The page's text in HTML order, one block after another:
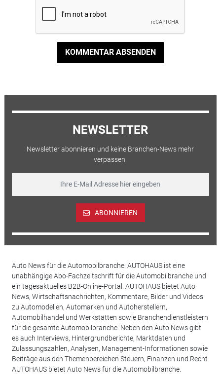
KOMMENTAR ABSENDEN
NEWSLETTER
Newsletter abonnieren und keine Branchen-News mehr
verpassen.
ABONNIEREN
Auto News für die Automobilbranche: AUTOHAUS ist eine
unabhängige Abo-Fachzeitschrift für die Automobilbranche und
ein tagesaktuelles B2B-Online-Portal. AUTOHAUS bietet Auto
News, Wirtschaftsnachrichten, Kommentare, Bilder und Videos
zu Automodellen, Automarken und Autoherstellern,
Automobilhandel und Werkstätten sowie Branchendienstleistern
für die gesamte Automobilbranche. Neben den Auto News gibt
es auch Interviews, Hintergrundberichte, Marktdaten und
Zulassungszahlen, Analysen, Management-Informationen sowie
Beiträge aus den Themenbereichen Steuern, Finanzen und Recht.
AUTOHAUS bietet Auto News für die Automobilbranche.